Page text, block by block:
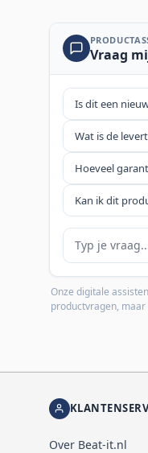
Vraag
Is dit een
Wat is de
Hoeveel
Kan ik dit
Je vraag
Onze digitale
productvragen, maar
Over Beat-it.nl